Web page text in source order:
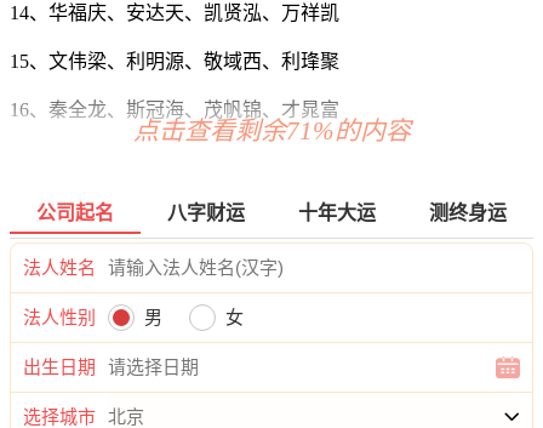
14、华福庆、安达天、凯贤泓、万祥凯
15、文伟梁、利明源、敬域西、利琒聚
16、秦全龙、斯冠海、茂帆锦、才晁富
18、森纳潇、豪峥坤、海维蓝、梁炫宗
19、澄翰嘉、韩涛皇、策涤迪、禹领慕
20、捷卓翰、轩汇鸿、冠陈烨、卓栋隆
点击查看剩余71%的内容
公司起名 八字财运 十年大运 测终身运
法人姓名
法人性别 男 女
出生日期
选择城市